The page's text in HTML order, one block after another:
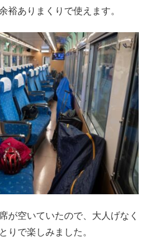
裕ありまくりで使えます。
が空いていたので、大人げなく
りで楽しみました。